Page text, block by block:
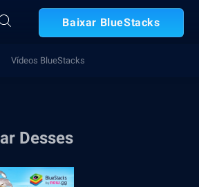
Baixar BlueStacks
Vídeos BlueStacks
Desses